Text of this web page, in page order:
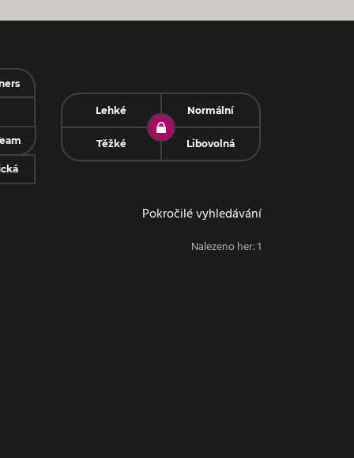
Lehké Normální
Těžké Libovolná
Pokročilé vyhledávání
Nalezeno her:1